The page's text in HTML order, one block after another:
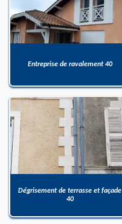
Entreprise de ravalement 40
Dégrisement de terrasse et façade
40